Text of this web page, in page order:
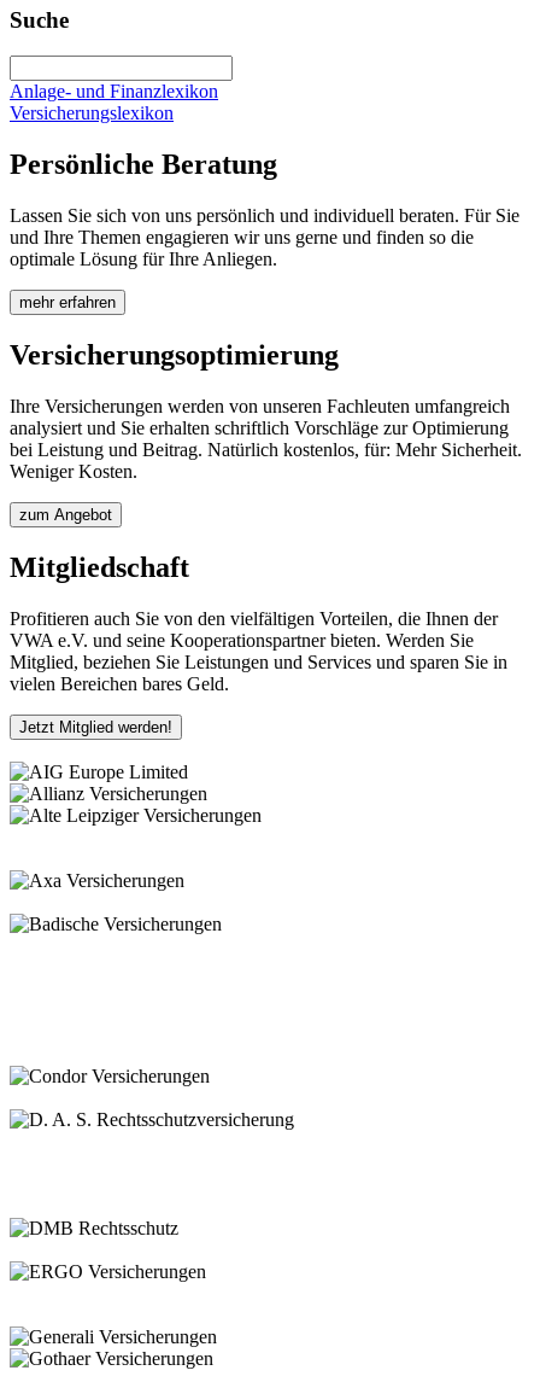
Suche
Anlage- und Finanzlexikon
Versicherungslexikon
Persönliche Beratung
Lassen Sie sich von uns persönlich und individuell beraten. Für Sie
und Ihre Themen engagieren wir uns gerne und finden so die
optimale Lösung für Ihre Anliegen.
mehr erfahren
Versicherungsoptimierung
Ihre Versicherungen werden von unseren Fachleuten umfangreich
analysiert und Sie erhalten schriftlich Vorschläge zur Optimierung
bei Leistung und Beitrag. Natürlich kostenlos, für: Mehr Sicherheit.
Weniger Kosten.
zum Angebot
Mitgliedschaft
Profitieren auch Sie von den vielfältigen Vorteilen, die Ihnen der
VWA e.V. und seine Kooperationspartner bieten. Werden Sie
Mitglied, beziehen Sie Leistungen und Services und sparen Sie in
vielen Bereichen bares Geld.
Jetzt Mitglied werden!